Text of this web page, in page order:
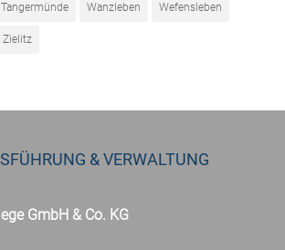
Tangermünde Wanzleben Wefensleben
Zielitz
& VERWALTUNG
GmbH & Co. KG